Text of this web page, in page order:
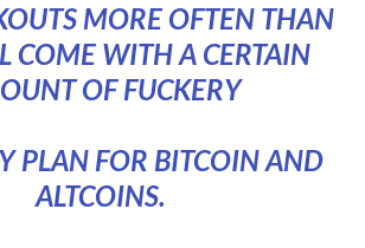
MORE OFTEN THAN
COME WITH A CERTAIN
OF FUCKERY
PLAN FOR BITCOIN AND
ALTCOINS.